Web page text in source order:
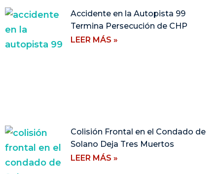
Accidente en la Autopista 99
Termina Persecución de CHP
LEER MÁS »
Colisión Frontal en el Condado de
Solano Deja Tres Muertos
LEER MÁS »